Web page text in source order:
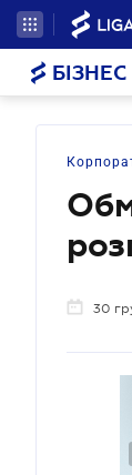
БІЗНЕС
30